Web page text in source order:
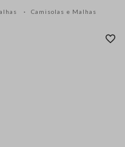
Camisolas e Malhas